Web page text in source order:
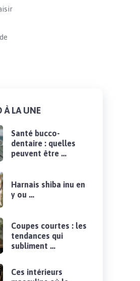
À LA UNE
Santé bucco-
dentaire : quelles
peuvent être …
Harnais shiba inu en
y ou …
Coupes courtes : les
tendances qui
subliment …
Ces intérieurs